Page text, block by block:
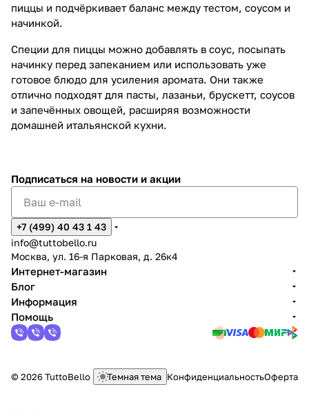
пиццы и подчёркивает баланс между тестом, соусом и
начинкой.
Специи для пиццы можно добавлять в соус, посыпать
начинку перед запеканием или использовать уже
готовое блюдо для усиления аромата. Они также
отлично подходят для пасты, лазаньи, брускетт, соусов
и запечённых овощей, расширяя возможности
домашней итальянской кухни.
Подписаться на новости и акции
+7 (499) 40 43 1 43
info@tuttobello.ru
Москва, ул. 16-я Парковая, д. 26к4
Интернет-магазин
Блог
Информация
Помощь
© 2026 TuttoBello Темная тема КонфиденциальностьОферта